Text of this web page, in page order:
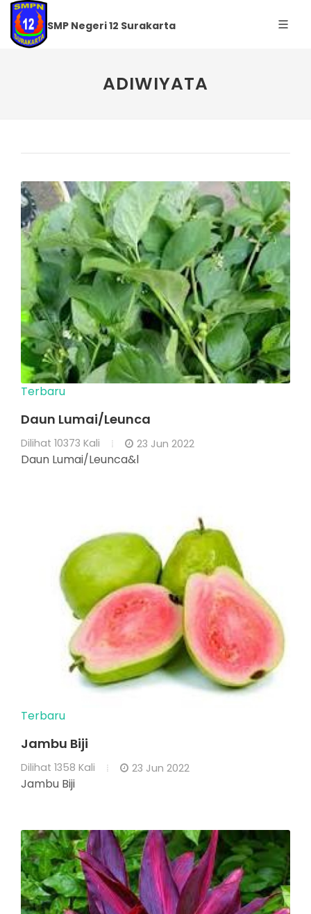
SMP Negeri 12 Surakarta
ADIWIYATA
Terbaru
Daun Lumai/Leunca
Dilihat 10373 Kali 23 Jun 2022
Daun Lumai/Leunca&l
Terbaru
Jambu Biji
Dilihat 1358 Kali 23 Jun 2022
Jambu Biji